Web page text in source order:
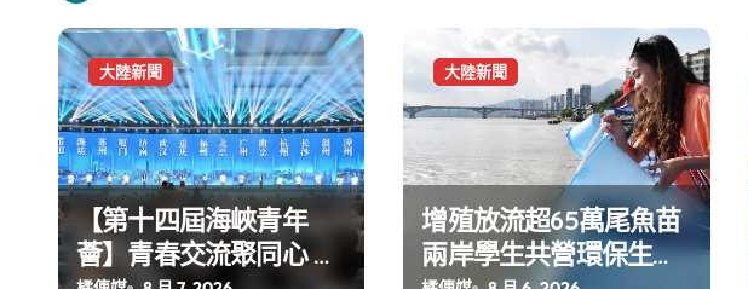
大陸新聞
【第十四屆海峽青年
薈】青春交流聚同心 攜
大陸新聞
增殖放流超65萬尾魚苗
兩岸學生共營環保生態